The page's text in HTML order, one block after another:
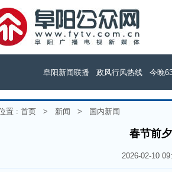
阜阳新闻联播 政风行风热线 今晚
置 : 首页 > 新闻 > 国内新闻
春节前
2026-02-10